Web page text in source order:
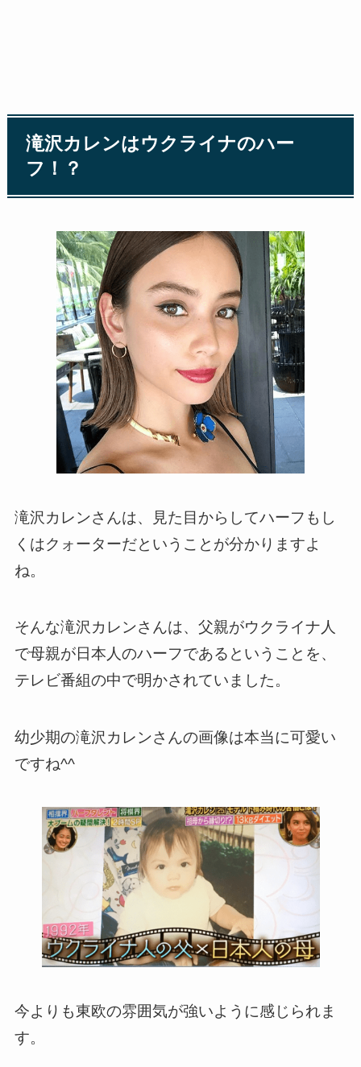
滝沢カレンはウクライナのハー
フ！？
滝沢カレンさんは、見た目からしてハーフもし
くはクォーターだということが分かりますよ
ね。
そんな滝沢カレンさんは、父親がウクライナ人
で母親が日本人のハーフであるということを、
テレビ番組の中で明かされていました。
幼少期の滝沢カレンさんの画像は本当に可愛い
ですね^^
今よりも東欧の雰囲気が強いように感じられま
す。